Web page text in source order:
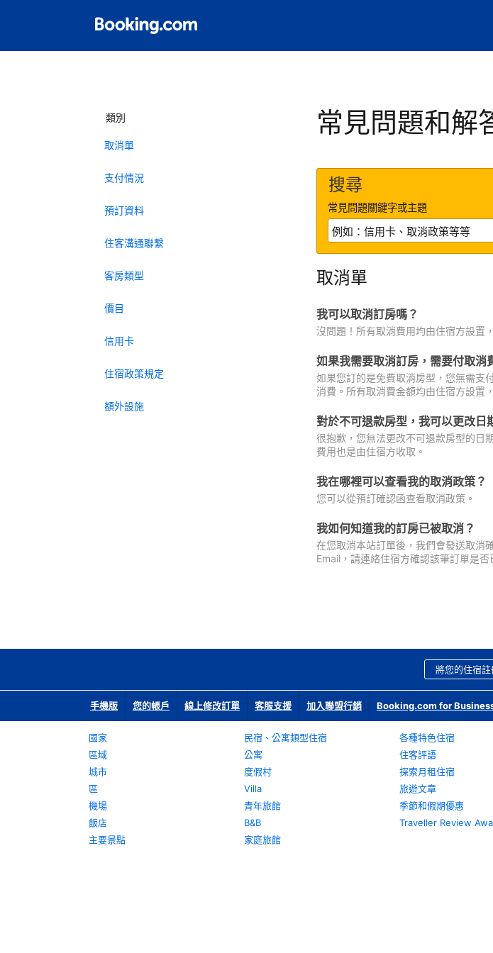
類別
取消單
支付情況
預訂資料
住客溝通聯繫
客房類型
價目
信用卡
住宿政策規定
額外設施
常見問題和解
搜尋
常見問題關鍵字或主題
取消單
我可以取消訂房嗎？
沒問題！所有取消費用均由住宿方設置
如果我需要取消訂房，需要付取消
如果您訂的是免費取消房型，您無需支
消費。所有取消費金額均由住宿方設置
對於不可退款房型，我可以更改日
很抱歉，您無法更改不可退款房型的日
費用也是由住宿方收取。
我在哪裡可以查看我的取消政策？
您可以從預訂確認函查看取消政策。
我如何知道我的訂房已被取消？
在您取消本站訂單後，我們會發送取消
Email，請連絡住宿方確認該筆訂單是否
將您的住宿註
手機版 您的帳戶 線上修改訂單 客服支援 加入聯盟行銷 Booking.com for
國家
區域
城市
區
機場
飯店
主要景點
民宿、公寓類型住宿
公寓
度假村
Villa
青年旅館
B&B
家庭旅館
各種特色住宿
住客評語
探索月租住宿
旅遊文章
季節和假期優惠
Traveller Review